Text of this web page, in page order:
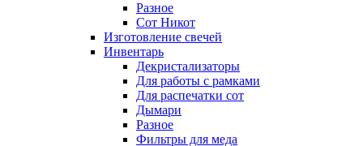
Разное
Сот Никот
Изготовление свечей
Инвентарь
Декристализаторы
Для работы с рамками
Для распечатки сот
Дымари
Разное
Фильтры для меда